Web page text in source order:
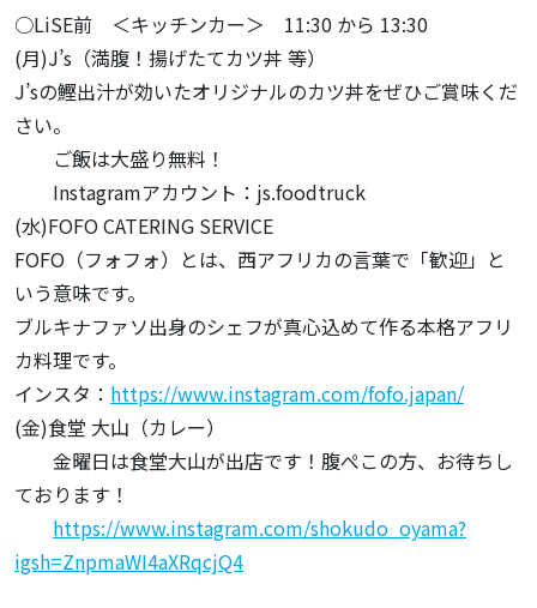
○LiSE前 ＜キッチンカー＞ 11:30 から 13:30
(月)J’s（満腹！揚げたてカツ丼 等）
J’sの鰹出汁が効いたオリジナルのカツ丼をぜひご賞味くだ
さい。
ご飯は大盛り無料！
Instagramアカウント：js.foodtruck
(水)FOFO CATERING SERVICE
FOFO（フォフォ）とは、西アフリカの言葉で「歓迎」と
いう意味です。
ブルキナファソ出身のシェフが真心込めて作る本格アフリ
カ料理です。
インスタ： https://www.instagram.com/fofo.japan/
(金)食堂 大山（カレー）
金曜日は食堂大山が出店です！腹ぺこの方、お待ちし
ております！
https://www.instagram.com/shokudo_oyama?
igsh=ZnpmaWI4aXRqcjQ4